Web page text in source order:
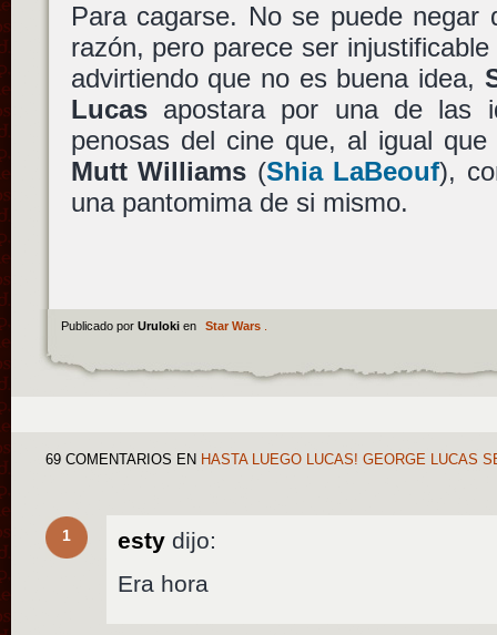
Para cagarse. No se puede negar
razón, pero parece ser
advirtiendo que no es buena idea,
Lucasapostara por una de las
penosas del cine que, al igual
Mutt Williams (Shia LaBeouf),
una pantomima de si mismo.
Publicado por Uruloki en Star Wars.
69 COMENTARIOS EN HASTA LUEGO LUCAS! GEORGE LUCAS
1 esty dijo:
Era hora